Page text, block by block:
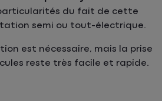
du fait de cette
semi ou tout-électrique.
est nécessaire, mais la prise
reste très facile et rapide.